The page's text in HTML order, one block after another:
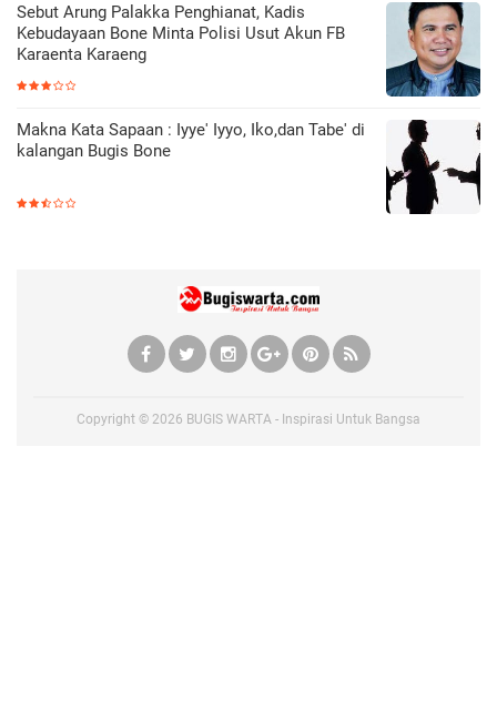
Sebut Arung Palakka Penghianat, Kadis
Kebudayaan Bone Minta Polisi Usut Akun FB
Karaenta Karaeng
Makna Kata Sapaan : Iyye' Iyyo, Iko,dan Tabe' di
kalangan Bugis Bone
Copyright © 2026 BUGIS WARTA - Inspirasi Untuk Bangsa